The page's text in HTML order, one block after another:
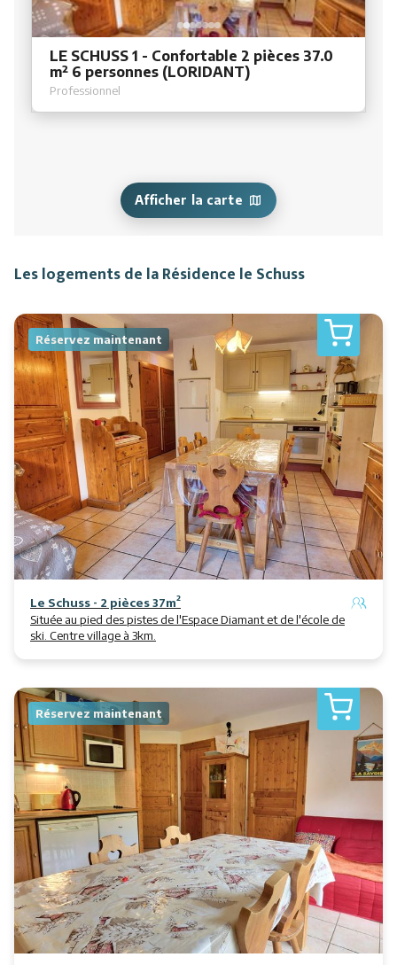
LE SCHUSS 1 - Confortable 2 pièces 37.0
m² 6 personnes (LORIDANT)
Professionnel
Afficher la carte
Les logements de la Résidence le Schuss
Réservez maintenant
Le Schuss - 2 pièces 37m²
Située au pied des pistes de l'Espace Diamant et de l'école de
ski. Centre village à 3km.
Réservez maintenant